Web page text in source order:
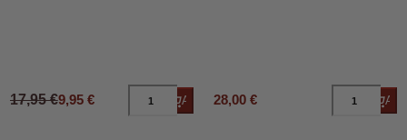
17,95 €9,95 € Añadir al carrito
28,00 €